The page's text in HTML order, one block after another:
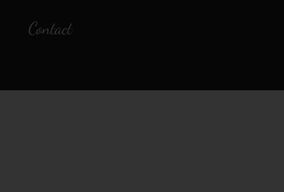
Contact